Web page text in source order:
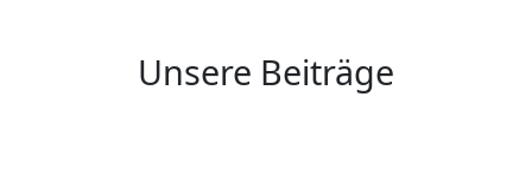
Unsere Beiträge